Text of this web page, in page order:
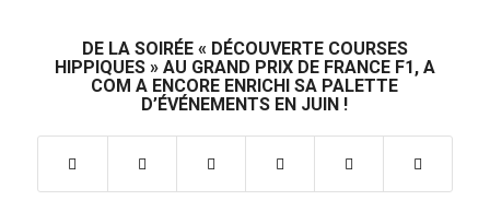
DE LA SOIRÉE « DÉCOUVERTE COURSES
HIPPIQUES » AU GRAND PRIX DE FRANCE F1, A
COM A ENCORE ENRICHI SA PALETTE
D’ÉVÉNEMENTS EN JUIN !